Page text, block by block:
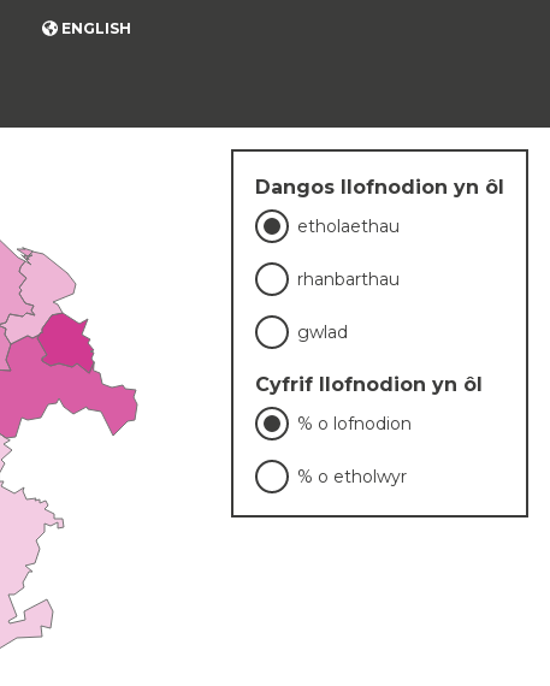
ENGLISH
Dangos llofnodion yn ôl
etholaethau
rhanbarthau
gwlad
Cyfrif llofnodion yn ôl
% o lofnodion
% o etholwyr